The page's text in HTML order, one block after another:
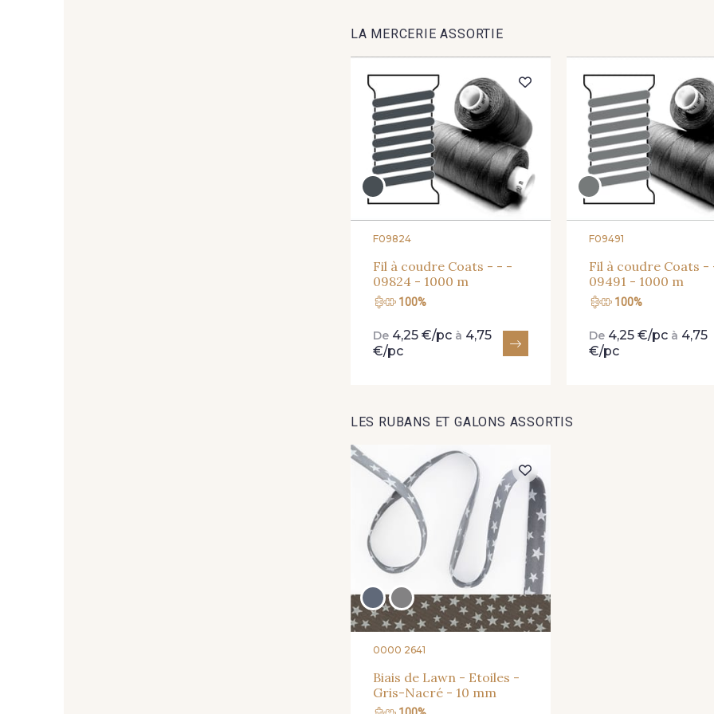
LA MERCERIE ASSORTIE
F09824
Fil à coudre Coats - - -
09824 - 1000 m
100%
De 4,25 €/pc à 4,75
€/pc
F09491
Fil à coudre Coats -
09491 - 1000 m
100%
De 4,25 €/pc à 4,75
€/pc
LES RUBANS ET GALONS ASSORTIS
0000 2641
Biais de Lawn - Etoiles -
Gris-Nacré - 10 mm